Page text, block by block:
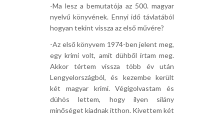
-Ma lesz a bemutatója az 500. magyar
nyelvű könyvének. Ennyi idő távlatából
hogyan tekint vissza az első művére?
-Az első könyvem 1974-ben jelent meg,
egy krimi volt, amit dühből írtam meg.
Akkor tértem vissza több év után
Lengyelországból, és kezembe került
két magyar krimi. Végigolvastam és
dühös lettem, hogy ilyen silány
minőséget kiadnak itthon. Kivettem két